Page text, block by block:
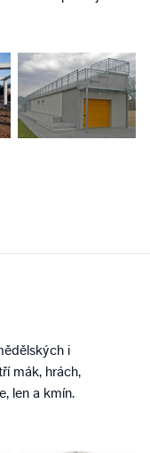
i
mák, hrách,
len a kmín.